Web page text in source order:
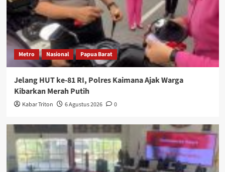
Metro Nasional Papua Barat
Jelang HUT ke-81 RI, Polres Kaimana Ajak Warga
Kibarkan Merah Putih
Kabar Triton 6 Agustus 2026 0